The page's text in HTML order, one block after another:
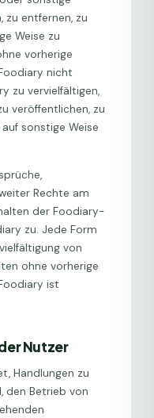
zu entfernen, zu
Weise zu
vorherige
nicht
zu vervielfältigen,
veröffentlichen, zu
sonstige Weise
Rechte am
der Foodiary-
zu. Jede Form
von
ohne vorherige
ist
Nutzer
Handlungen zu
den Betrieb von